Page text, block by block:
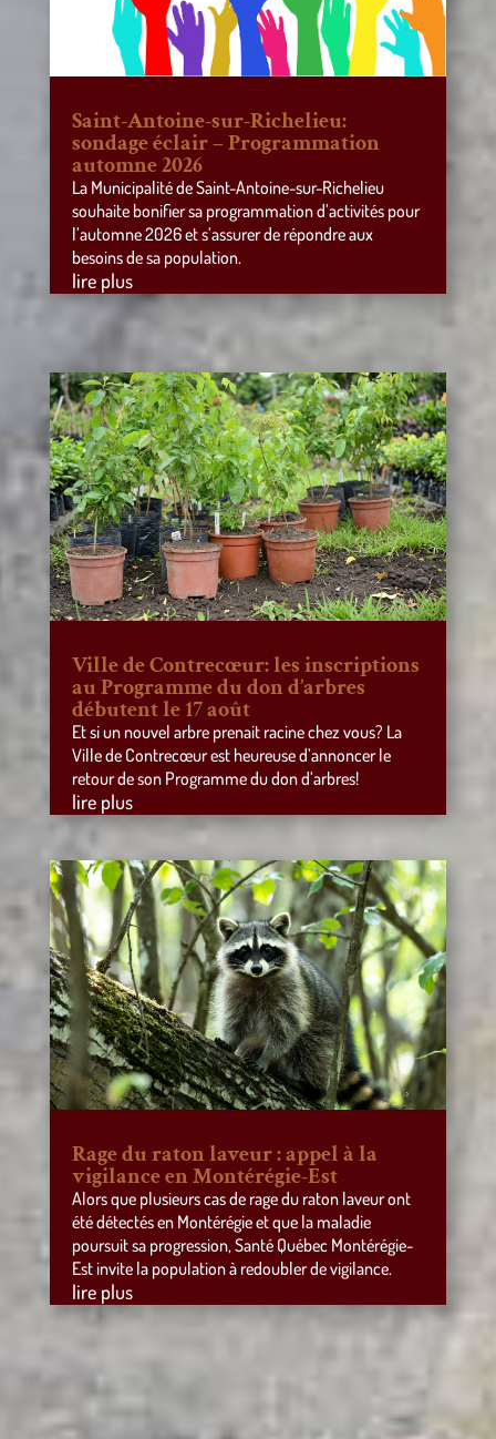
Saint-Antoine-sur-Richelieu:
sondage éclair – Programmation
automne 2026
La Municipalité de Saint-Antoine-sur-Richelieu
souhaite bonifier sa programmation d’activités pour
l’automne 2026 et s’assurer de répondre aux
besoins de sa population.
lire plus
Ville de Contrecœur: les inscriptions
au Programme du don d’arbres
débutent le 17 août
Et si un nouvel arbre prenait racine chez vous? La
Ville de Contrecœur est heureuse d’annoncer le
retour de son Programme du don d’arbres!
lire plus
Rage du raton laveur : appel à la
vigilance en Montérégie-Est
Alors que plusieurs cas de rage du raton laveur ont
été détectés en Montérégie et que la maladie
poursuit sa progression, Santé Québec Montérégie-
Est invite la population à redoubler de vigilance.
lire plus